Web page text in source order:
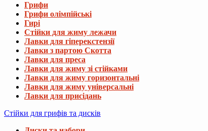
Грифи
Грифи олімпійські
Гирі
Стійки для жиму лежачи
Лавки для гіперекстензії
Лавки з партою Скотта
Лавки для преса
Лавки для жиму зі стійками
Лавки для жиму горизонтальні
Лавки для жиму універсальні
Лавки для присідань
Стійки для грифів та дисків